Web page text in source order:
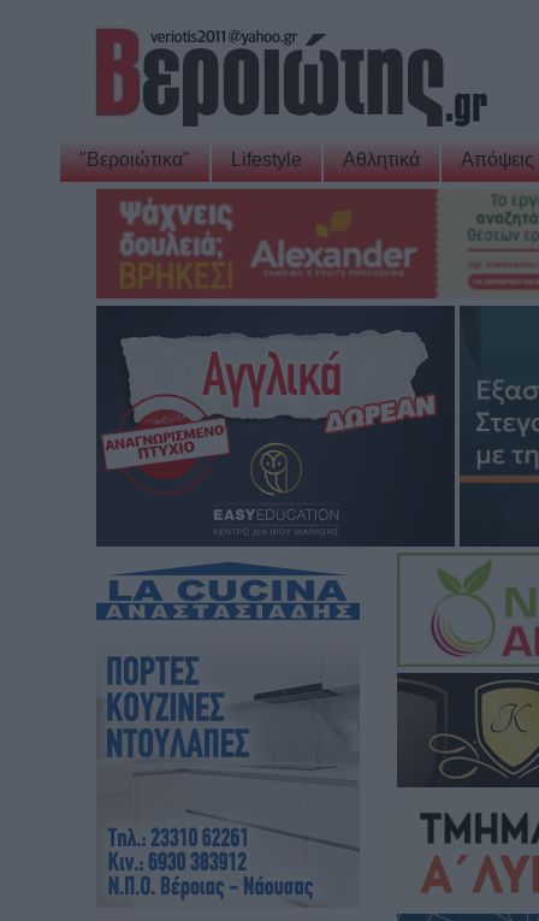
"Βεροιώτικα" Lifestyle Αθλητικά Απόψεις